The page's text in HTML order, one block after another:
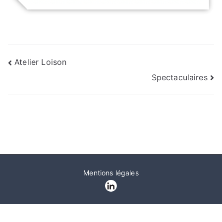
Navigation
de
Atelier Loison
Spectaculaires
Mentions légales